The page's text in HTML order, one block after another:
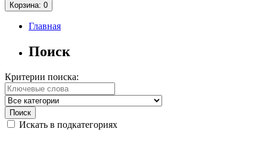
Корзина: 0
Главная
Поиск
Критерии поиска:
Искать в подкатегориях